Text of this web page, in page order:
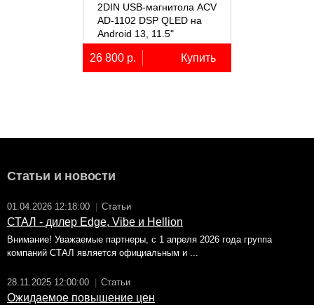
2DIN USB-магнитола ACV
AD-1102 DSP QLED на
Android 13, 11.5"
26 800 р. Купить
Статьи и новости
01.04.2026 12:18:00 Статьи
СТАЛ - дилер Edge, Vibe и Hellion
Внимание! Уважаемые партнеры, с 1 апреля 2026 года группа
компаний СТАЛ является официальным и ...
28.11.2025 12:00:00 Статьи
Ожидаемое повышение цен